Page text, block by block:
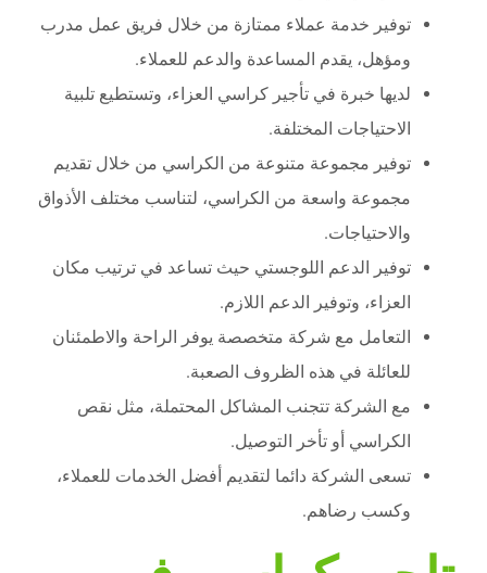
توفير خدمة عملاء ممتازة من خلال فريق عمل مدرب
ومؤهل، يقدم المساعدة والدعم للعملاء.
لديها خبرة في تأجير كراسي العزاء، وتستطيع تلبية
الاحتياجات المختلفة.
توفير مجموعة متنوعة من الكراسي من خلال تقديم
مجموعة واسعة من الكراسي، لتناسب مختلف الأذواق
والاحتياجات.
توفير الدعم اللوجستي حيث تساعد في ترتيب مكان
العزاء، وتوفير الدعم اللازم.
التعامل مع شركة متخصصة يوفر الراحة والاطمئنان
للعائلة في هذه الظروف الصعبة.
مع الشركة تتجنب المشاكل المحتملة، مثل نقص
الكراسي أو تأخر التوصيل.
تسعى الشركة دائما لتقديم أفضل الخدمات للعملاء،
وكسب رضاهم.